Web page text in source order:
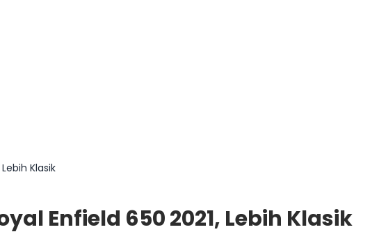
Klasik
Enfield 650 2021, Lebih Klasik